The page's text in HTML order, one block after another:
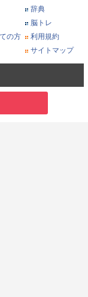
辞典
脳トレ
の方
利用規約
サイトマップ